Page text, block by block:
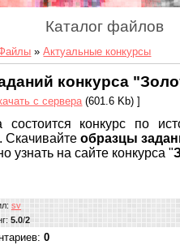
Каталог файлов
»Актуальные конкурсы
конкурса
с сервера(601.6 Kb) ]
конкурс по
Скачивайте образцы
узнать на сайте конкурса "
: sv
: 5.0/2
: 0